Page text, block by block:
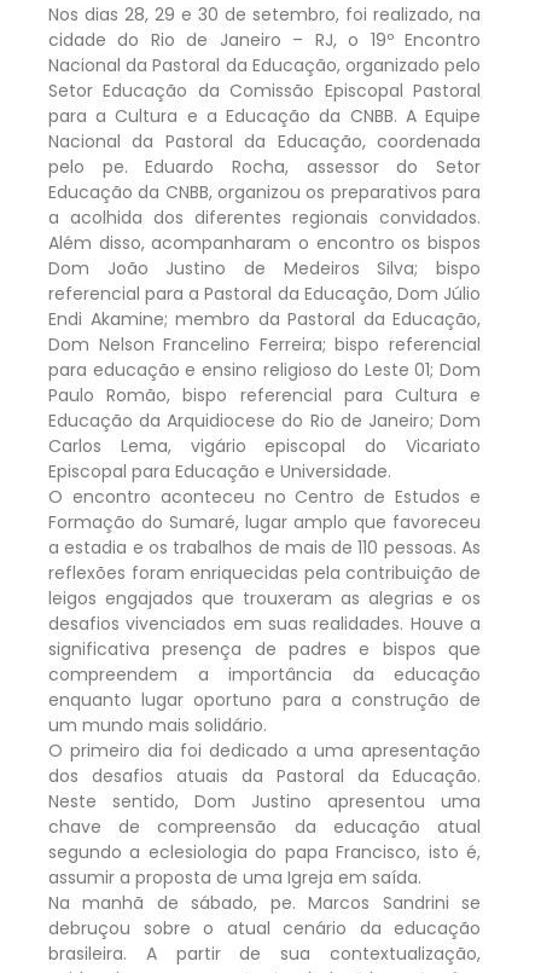
Nos dias 28, 29 e 30 de setembro, foi realizado, na
cidade do Rio de Janeiro – RJ, o 19º Encontro
Nacional da Pastoral da Educação, organizado pelo
Setor Educação da Comissão Episcopal Pastoral
para a Cultura e a Educação da CNBB. A Equipe
Nacional da Pastoral da Educação, coordenada
pelo pe. Eduardo Rocha, assessor do Setor
Educação da CNBB, organizou os preparativos para
a acolhida dos diferentes regionais convidados.
Além disso, acompanharam o encontro os bispos
Dom João Justino de Medeiros Silva; bispo
referencial para a Pastoral da Educação, Dom Júlio
Endi Akamine; membro da Pastoral da Educação,
Dom Nelson Francelino Ferreira; bispo referencial
para educação e ensino religioso do Leste 01; Dom
Paulo Romão, bispo referencial para Cultura e
Educação da Arquidiocese do Rio de Janeiro; Dom
Carlos Lema, vigário episcopal do Vicariato
Episcopal para Educação e Universidade.
O encontro aconteceu no Centro de Estudos e
Formação do Sumaré, lugar amplo que favoreceu
a estadia e os trabalhos de mais de 110 pessoas. As
reflexões foram enriquecidas pela contribuição de
leigos engajados que trouxeram as alegrias e os
desafios vivenciados em suas realidades. Houve a
significativa presença de padres e bispos que
compreendem a importância da educação
enquanto lugar oportuno para a construção de
um mundo mais solidário.
O primeiro dia foi dedicado a uma apresentação
dos desafios atuais da Pastoral da Educação.
Neste sentido, Dom Justino apresentou uma
chave de compreensão da educação atual
segundo a eclesiologia do papa Francisco, isto é,
assumir a proposta de uma Igreja em saída.
Na manhã de sábado, pe. Marcos Sandrini se
debruçou sobre o atual cenário da educação
brasileira. A partir de sua contextualização,